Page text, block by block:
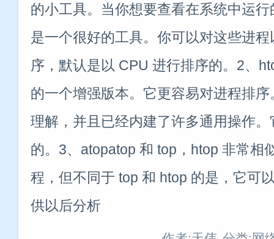
的小工具。当你想要查看在系统中运
是一个很好的工具。你可以对这些进
序，默认是以 CPU 进行排序的。2、
的一个增强版本。它更容易对进程排
理解，并且已经内建了许多通用操作
的。3、atopatop 和 top，htop 非常相
程，但不同于 top 和 htop 的是，它可
供以后分析